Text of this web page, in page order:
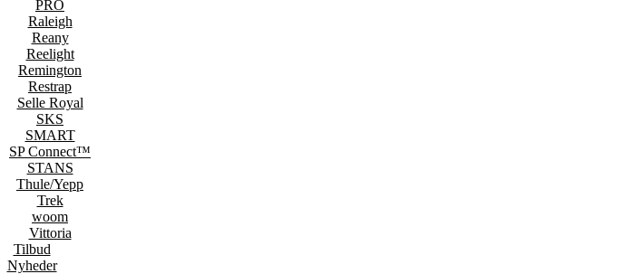
PRO
Raleigh
Reany
Reelight
Remington
Restrap
Selle Royal
SKS
SMART
SP Connect™
STANS
Thule/Yepp
Trek
woom
Vittoria
Tilbud
Nyheder